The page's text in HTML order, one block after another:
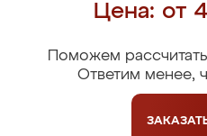
Цена: от
Поможем
Ответим менее,